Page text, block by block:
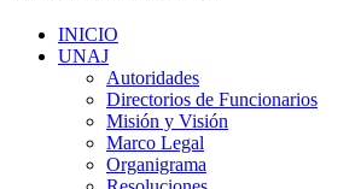
INICIO
UNAJ
Autoridades
Directorios de Funcionarios
Misión y Visión
Marco Legal
Organigrama